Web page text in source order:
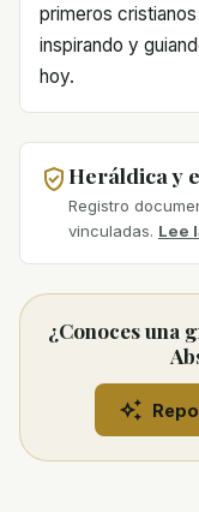
primeros
inspirando y
hoy.
Heráldica y
Registro
vinculadas. Lee
¿Conoces una